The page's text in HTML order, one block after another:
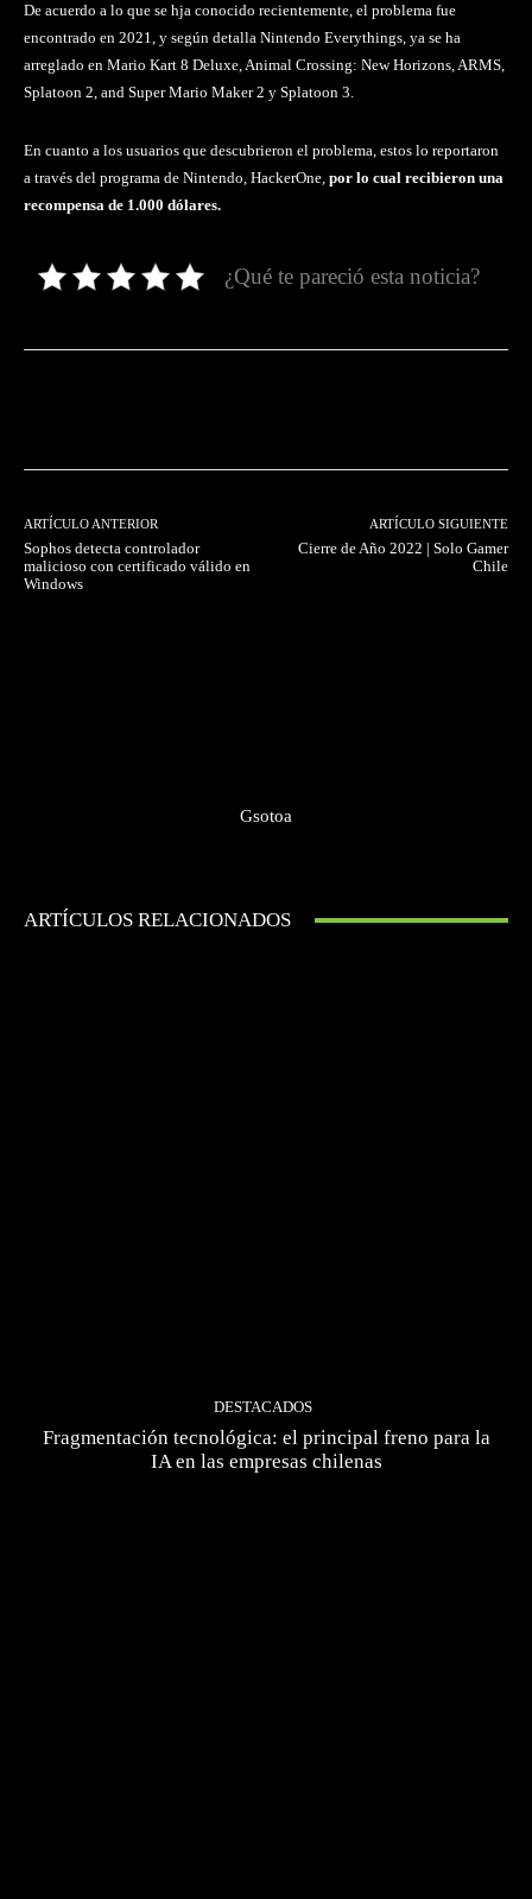
De acuerdo a lo que se hja conocido recientemente, el problema fue
encontrado en 2021, y según detalla Nintendo Everythings, ya se ha
arreglado en Mario Kart 8 Deluxe, Animal Crossing: New Horizons, ARMS,
Splatoon 2, and Super Mario Maker 2 y Splatoon 3.
En cuanto a los usuarios que descubrieron el problema, estos lo reportaron
a través del programa de Nintendo, HackerOne, por lo cual recibieron una
recompensa de 1.000 dólares.
¿Qué te pareció esta noticia?
ARTÍCULO ANTERIOR
Sophos detecta controlador
malicioso con certificado válido en
Windows
ARTÍCULO SIGUIENTE
Cierre de Año 2022 | Solo Gamer
Chile
Gsotoa
ARTÍCULOS RELACIONADOS
DESTACADOS
Fragmentación tecnológica: el principal freno para la
IA en las empresas chilenas